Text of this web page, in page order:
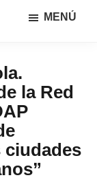
MENÚ
la Red
ciudades